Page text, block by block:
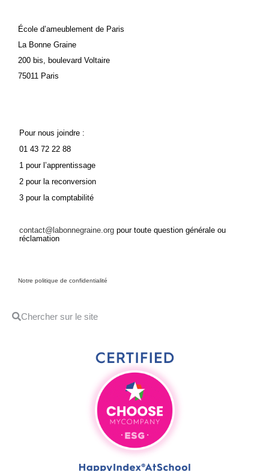
École d’ameublement de Paris
La Bonne Graine
200 bis, boulevard Voltaire
75011 Paris
Pour nous joindre :
01 43 72 22 88
1 pour l’apprentissage
2 pour la reconversion
3 pour la comptabilité
contact@labonnegraine.org pour toute question générale ou
réclamation
Notre politique de confidentialité